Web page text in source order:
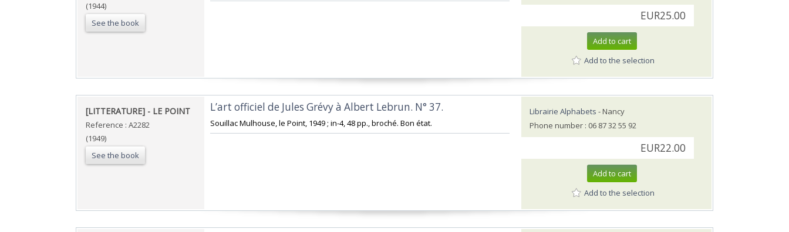
(1944)
See the book
EUR25.00
Add to cart
Add to the selection
‎[LITTERATURE] - LE POINT‎
Reference : A2282
(1949)
See the book
‎L’art officiel de Jules Grévy à Albert Lebrun. N° 37. ‎
‎Souillac Mulhouse, le Point, 1949 ; in-4, 48 pp., broché. Bon état.‎
Librairie Alphabets - Nancy
Phone number : 06 87 32 55 92
EUR22.00
Add to cart
Add to the selection